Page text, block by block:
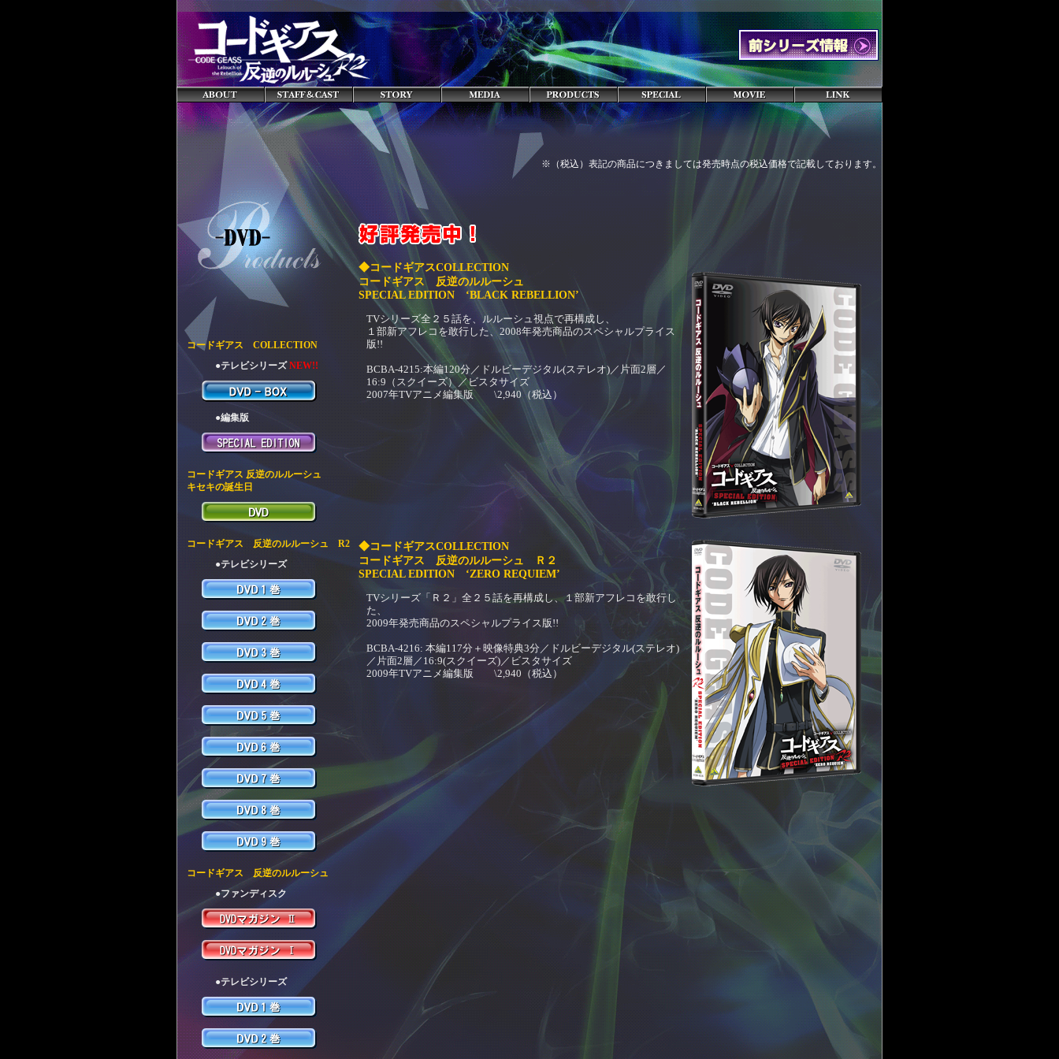
コードギアス COLLECTION
●テレビシリーズ NEW!!
●編集版
コードギアス 反逆のルルーシュ
キセキの誕生日
コードギアス 反逆のルルーシュ R2
●テレビシリーズ
コードギアス 反逆のルルーシュ
●ファンディスク
●テレビシリーズ
※（税込）表記の商品につきましては発売時点の税込価格で記載しております。
◆コードギアスCOLLECTION
コードギアス 反逆のルルーシュ
SPECIAL EDITION ‘BLACK REBELLION’
TVシリーズ全２５話を、ルルーシュ視点で再構成し、
１部新アフレコを敢行した、2008年発売商品のスペシャルプライス
版!!
BCBA-4215:本編120分／ドルビーデジタル(ステレオ)／片面2層／
16:9（スクイーズ）／ビスタサイズ
2007年TVアニメ編集版 \2,940（税込）
◆コードギアスCOLLECTION
コードギアス 反逆のルルーシュ Ｒ２
SPECIAL EDITION ‘ZERO REQUIEM’
TVシリーズ「Ｒ２」全２５話を再構成し、１部新アフレコを敢行し
た、
2009年発売商品のスペシャルプライス版!!
BCBA-4216: 本編117分＋映像特典3分／ドルビーデジタル(ステレオ)
／片面2層／16:9(スクイーズ)／ビスタサイズ
2009年TVアニメ編集版 \2,940（税込）